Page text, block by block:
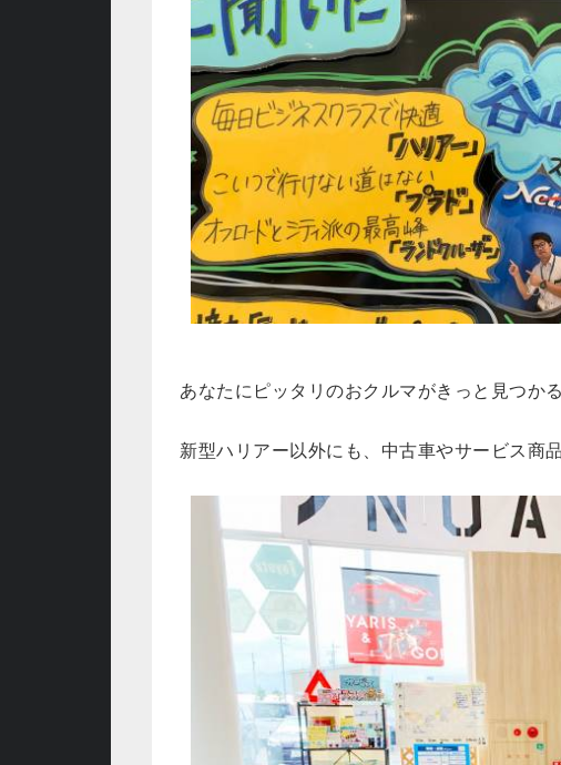
あなたにピッタリのおクルマがきっと見つか
新型ハリアー以外にも、中古車やサービス商